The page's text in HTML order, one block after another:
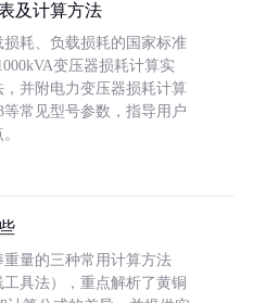
及计算方法
耗、负载损耗的国家标准
变压器损耗计算实
并附电力变压器损耗计算
等常见型号参数，指导用户
量的三种常用计算方法
工具法），重点解析了黄铜